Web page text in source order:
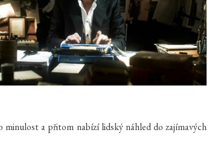
a přitom nabízí lidský náhled do zajímavých